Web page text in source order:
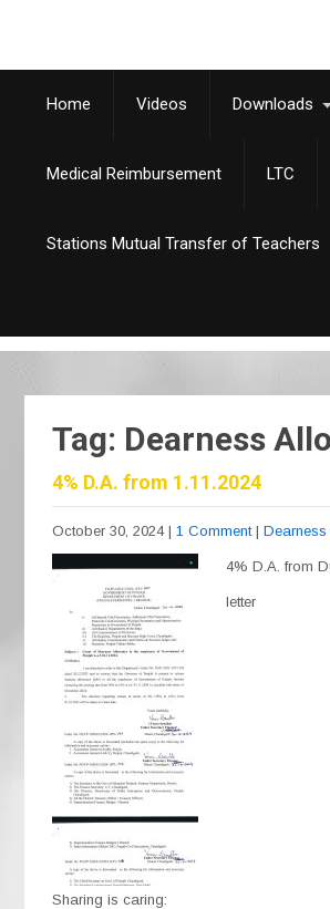
Home Videos Downloads
Medical Reimbursement LTC
Stations Mutual Transfer of Teachers
Tag: Dearness
4% D.A. from 1.11.2024
October 30, 2024 | 1 Comment |
4% D.A. from
letter
Sharing is caring: